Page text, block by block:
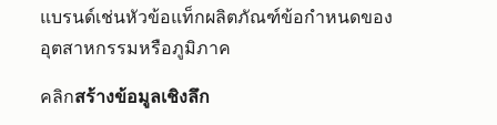
แบรนด์เช่นหัวข้อแท็กผลิตภัณฑ์ข้อกำหนดของ
อุตสาหกรรมหรือภูมิภาค
คลิกสร้างข้อมูลเชิงลึก